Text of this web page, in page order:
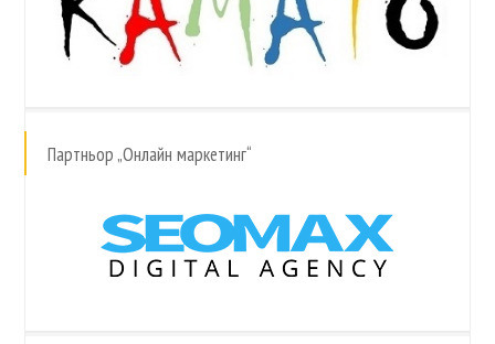
Партньор „Онлайн маркетинг“